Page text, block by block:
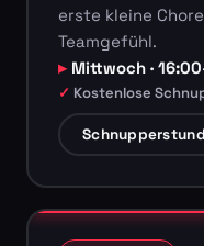
erste kleine
Teamgefühl.
Mittwoch ·
Kostenlose